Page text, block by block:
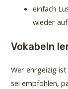
einfach
wieder
Vokabeln
Wer ehrgeizig
sei empfohlen,